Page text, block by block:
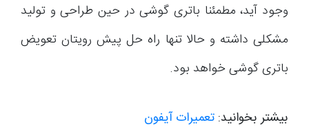
وجود آید، مطمئنا باتری گوشی در حین طراحی و تولید
مشکلی داشته و حالا تنها راه حل پیش رویتان تعویض
باتری گوشی خواهد بود.
بیشتر بخوانید: تعمیرات آیفون